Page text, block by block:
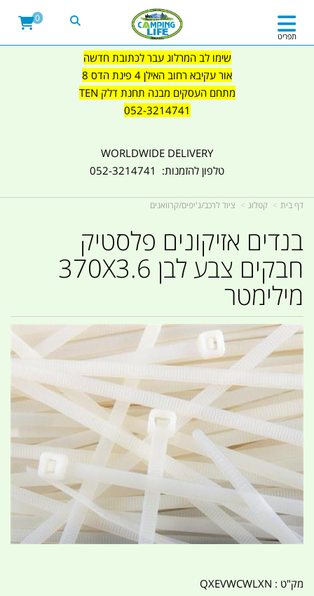
שימו לב המרלוג עבר לכתובת חדשה
אור עקיבא רחוב האילן 4 פינת הדס 8
מתחם העסקים מבנה תחנת דלק TEN
052-3214741
WORLDWIDE DELIVERY
טלפון להזמנות: 052-3214741
תפריט
0
דף בית קטלוג ציוד לרכב/ג'יפים/קרוואנים
בנדים אזיקונים פלסטיק
חבקים צבע לבן 370X3.6
מילימטר
מק"ט : QXEVWCWLXN